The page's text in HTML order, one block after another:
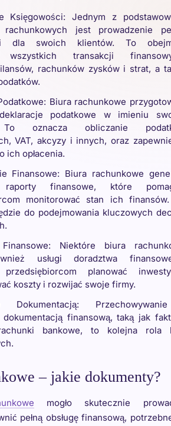
Księgowości: Jednym z
jest prowadzenie
dla swoich klientów. To
wszystkich transakcji
rachunków zysków i strat, a
Biura rachunkowe
podatkowe w imieniu
oznacza obliczanie
VAT, akcyzy i innych, oraz
ich opłacenia.
Finansowe: Biura rachunkowe
raporty finansowe, które
monitorować stan ich
do podejmowania kluczowych
Finansowe: Niektóre biura
usługi doradztwa
przedsiębiorcom planować
koszty i rozwijać swoje firmy.
Dokumentacją:
dokumentacją finansową, taką jak
bankowe, to kolejna rola
– jakie dokumenty?
mogło skutecznie
pełną obsługę finansową,